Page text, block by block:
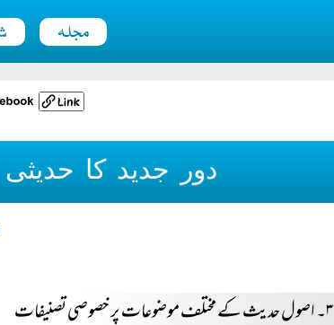
مجلہ
دور جدید کا حدیثی
۳۔ اصول حدیث کے مختلف موضوعات پر خصوصی تصنیفات